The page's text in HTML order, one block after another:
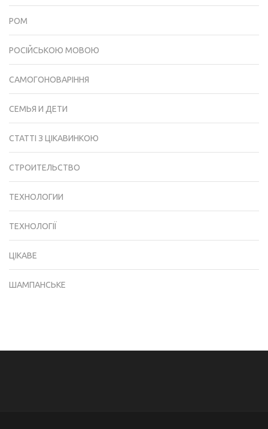
РОМ
РОСІЙСЬКОЮ МОВОЮ
САМОГОНОВАРІННЯ
СЕМЬЯ И ДЕТИ
СТАТТІ З ЦІКАВИНКОЮ
СТРОИТЕЛЬСТВО
ТЕХНОЛОГИИ
ТЕХНОЛОГІЇ
ЦІКАВЕ
ШАМПАНСЬКЕ